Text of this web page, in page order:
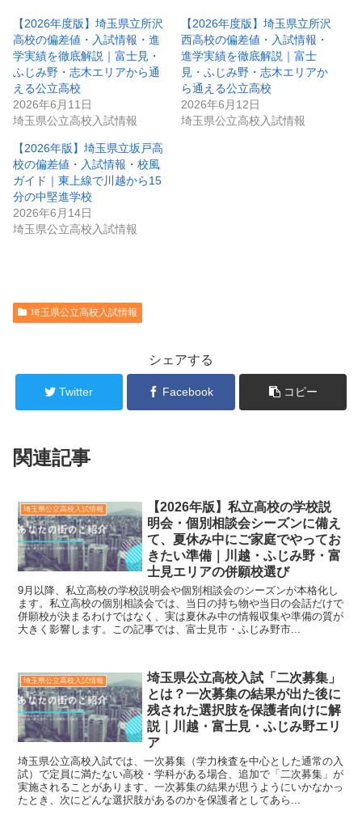
【2026年度版】埼玉県立所沢
高校の偏差値・入試情報・進
学実績を徹底解説｜富士見・
ふじみ野・志木エリアから通
える公立高校
2026年6月11日
埼玉県公立高校入試情報
【2026年度版】埼玉県立所沢
西高校の偏差値・入試情報・
進学実績を徹底解説｜富士
見・ふじみ野・志木エリアか
ら通える公立高校
2026年6月12日
埼玉県公立高校入試情報
【2026年版】埼玉県立坂戸高
校の偏差値・入試情報・校風
ガイド｜東上線で川越から15
分の中堅進学校
2026年6月14日
埼玉県公立高校入試情報
埼玉県公立高校入試情報
シェアする
Twitter Facebook コピー
関連記事
埼玉県公立高校入試情報
【2026年版】私立高校の学校説
明会・個別相談会シーズンに備え
て、夏休み中にご家庭でやってお
きたい準備｜川越・ふじみ野・富
士見エリアの併願校選び
9月以降、私立高校の学校説明会や個別相談会のシーズンが本格化し
ます。私立高校の個別相談会では、当日の持ち物や当日の会話だけで
併願校が決まるわけではなく、実は夏休み中の情報収集や準備の質が
大きく影響します。この記事では、富士見市・ふじみ野市...
埼玉県公立高校入試情報
埼玉県公立高校入試「二次募集」
とは？一次募集の結果が出た後に
残された選択肢を保護者向けに解
説｜川越・富士見・ふじみ野エリ
ア
埼玉県公立高校入試では、一次募集（学力検査を中心とした通常の入
試）で定員に満たない高校・学科がある場合、追加で「二次募集」が
実施されることがあります。一次募集の結果が思うようにいかなかっ
たとき、次にどんな選択肢があるのかを保護者としてあら...